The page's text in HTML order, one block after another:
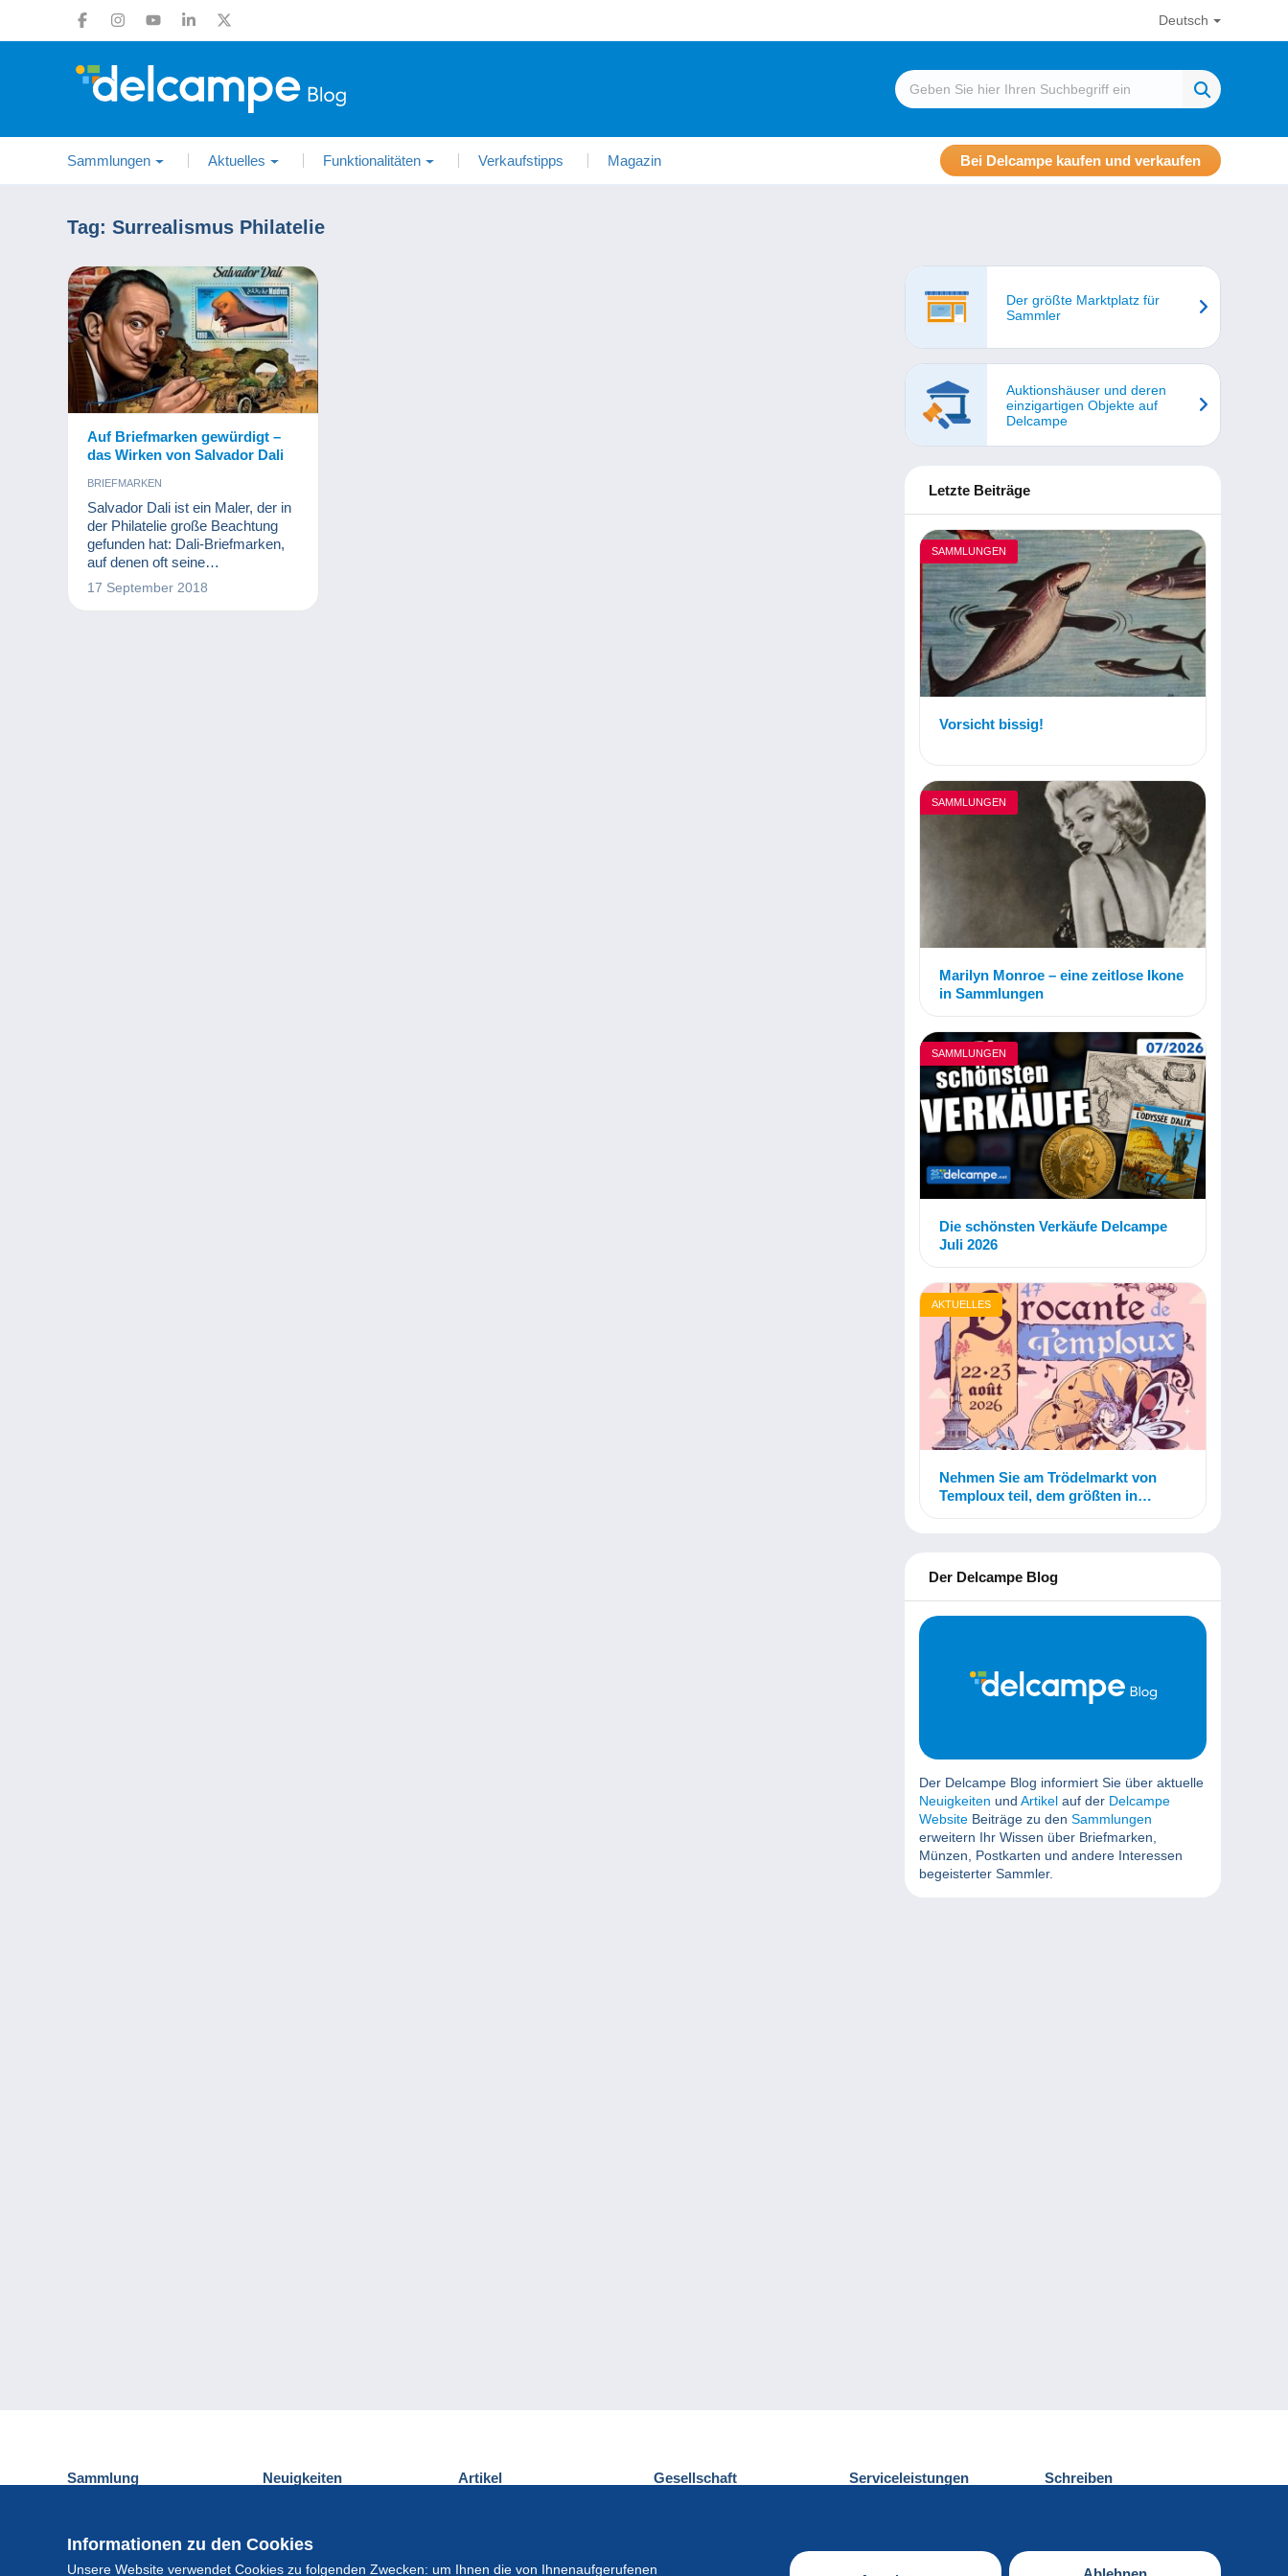
Deutsch
Sammlungen Aktuelles Funktionalitäten Verkaufstipps Magazin Bei Delcampe kaufen und verkaufen
Tag: Surrealismus Philatelie
Auf Briefmarken gewürdigt –
das Wirken von Salvador Dali
BRIEFMARKEN
Salvador Dali ist ein Maler, der in
der Philatelie große Beachtung
gefunden hat: Dali-Briefmarken,
auf denen oft seine
surrealistischen Werke abgebildet
sind, gibt es in Hülle und Fülle. In
17 September 2018
Der größte Marktplatz für
Sammler
Auktionshäuser und deren
einzigartigen Objekte auf
Delcampe
Letzte Beiträge
SAMMLUNGEN
Vorsicht bissig!
SAMMLUNGEN
Marilyn Monroe – eine zeitlose Ikone
in Sammlungen
SAMMLUNGEN
Die schönsten Verkäufe Delcampe
Juli 2026
AKTUELLES
Nehmen Sie am Trödelmarkt von
Temploux teil, dem größten in
Der Delcampe Blog
Der Delcampe Blog informiert Sie über aktuelle
Neuigkeiten und Artikel auf der Delcampe
Website Beiträge zu den Sammlungen
erweitern Ihr Wissen über Briefmarken,
Münzen, Postkarten und andere Interessen
begeisterter Sammler.
Informationen zu den Cookies
Unsere Website verwendet Cookies zu folgenden Zwecken: um Ihnen die von Ihnenaufgerufenen
Sammlung
Münzen und Banknoten
Neuigkeiten Artikel Gesellschaft Serviceleistungen Schreiben